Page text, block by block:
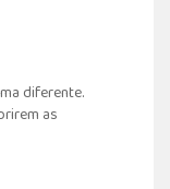
diferente.
as